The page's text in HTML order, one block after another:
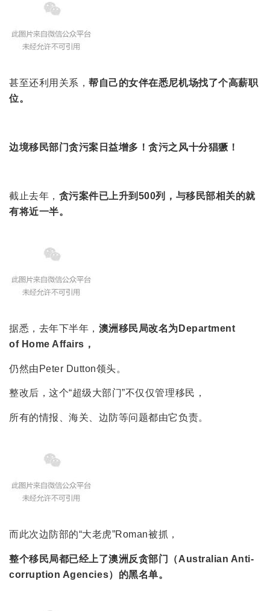
甚至还利用关系，帮自己的女伴在悉尼机场找了个高薪职
位。
边境移民部门贪污案日益增多！贪污之风十分猖獗！
截止去年， 贪污案件已上升到500列，与移民部相关的就
有将近一半。
据悉，去年下半年， 澳洲移民局改名为Department
of Home Affairs，
仍然由Peter Dutton领头。
整改后，这个“超级大部门”不仅仅管理移民，
所有的情报、海关、边防等问题都由它负责。
而此次边防部的“大老虎”Roman被抓，
整个移民局都已经上了澳洲反贪部门（Australian Anti-
corruption Agencies）的黑名单。